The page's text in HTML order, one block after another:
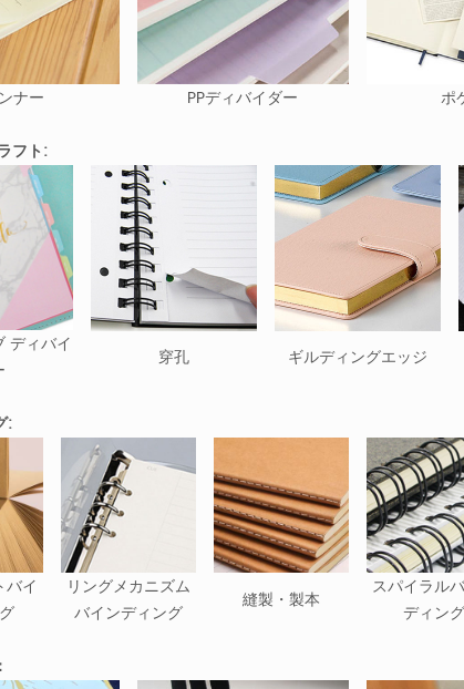
ナー PPディバイダー ポ
フト:
ディバイ
穿孔 ギルディングエッジ
:
バイ
リングメカニズム
バインディング
縫製・製本
スパイラル
ディング